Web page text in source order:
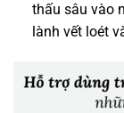
thấu sâu vào
lành vết loét